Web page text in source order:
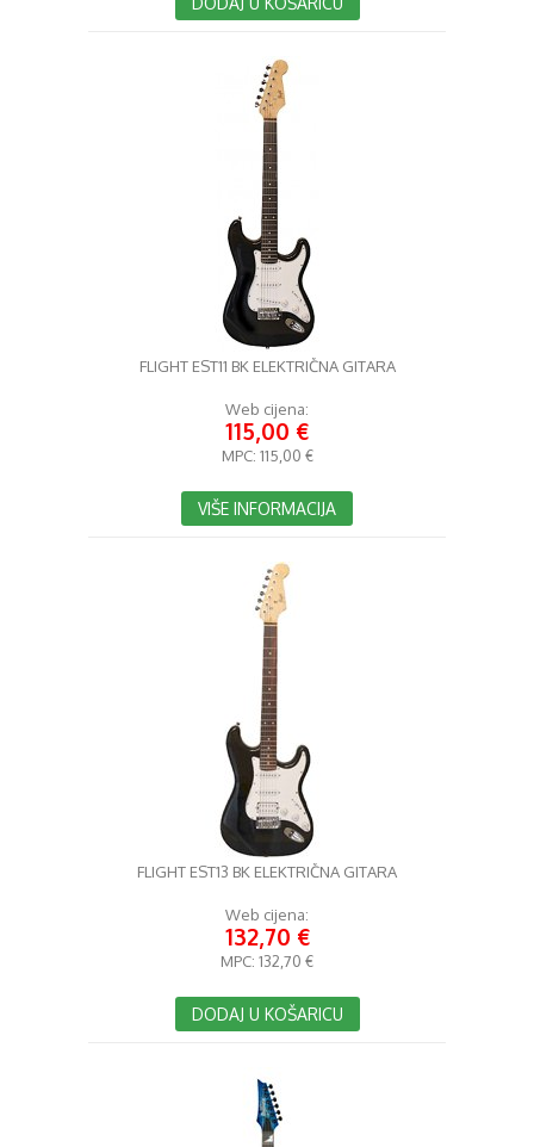
FLIGHT EST11 BK ELEKTRIČNA GITARA
Web cijena:
115,00 €
MPC: 115,00 €
VIŠE INFORMACIJA
FLIGHT EST13 BK ELEKTRIČNA GITARA
Web cijena:
132,70 €
MPC: 132,70 €
DODAJ U KOŠARICU